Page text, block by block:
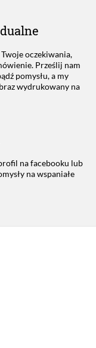
Twoje oczekiwania,
Prześlij nam
pomysłu, a my
wydrukowany na
na facebooku lub
na wspaniałe